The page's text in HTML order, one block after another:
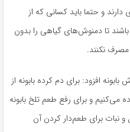
و حتما باید کسانی کە از
تا دمنوش‌های گیاهی را بدون
نکنند.
افزود: برای دم کردە بابونە از
می‌کنیم و برای رفع طعم تلخ بابونە
نبات برای طعم‌دار کردن آن